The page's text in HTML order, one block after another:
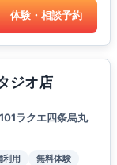
体験・相談予約
ジオ店
ラクエ四条烏丸
利用
無料体験